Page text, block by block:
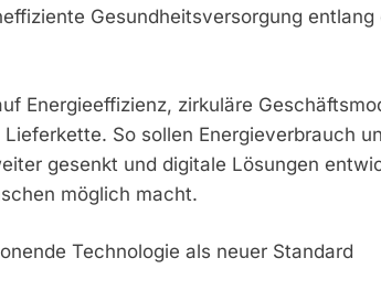
Gesundheitsversorgung entlang
Energieeffizienz, zirkuläre
So sollen Energieverbrauch
gesenkt und digitale Lösungen
möglich macht.
Technologie als neuer Standard